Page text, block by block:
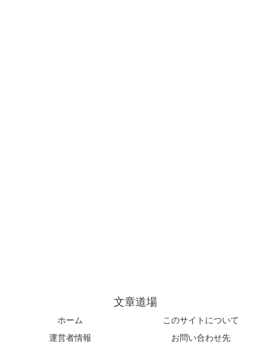
文章道場
ホーム
このサイトについて
運営者情報
お問い合わせ先